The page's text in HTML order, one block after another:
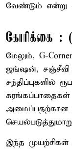
வேண்டும் என்று
கோரிக்கை :
மேலும், G-
ஜங்ஷன், சஞ்சீவி
சந்திப்புகளில்
சுரங்கப்பாதைகள்
அமைப்பதற்கான
இந்த முயற்சிகள்